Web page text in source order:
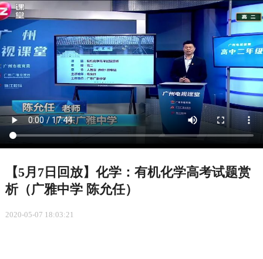
【5月7日回放】化学：有机化学高考试题赏
析（广雅中学 陈允任）
2020-05-07 18:03:21